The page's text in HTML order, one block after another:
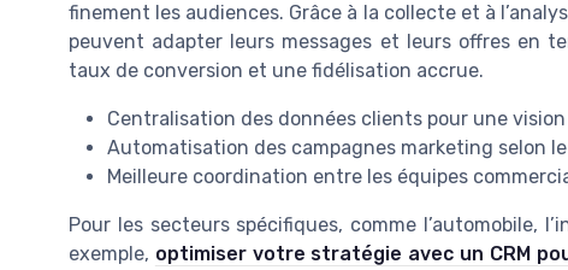
finement les audiences. Grâce à la collecte et à
peuvent adapter leurs messages et leurs offres en
taux de conversion et une fidélisation accrue.
Centralisation des données clients pour une vision
Automatisation des campagnes marketing selon
Meilleure coordination entre les équipes
Pour les secteurs spécifiques, comme l’automobile,
exemple, optimiser votre stratégie avec un CRM